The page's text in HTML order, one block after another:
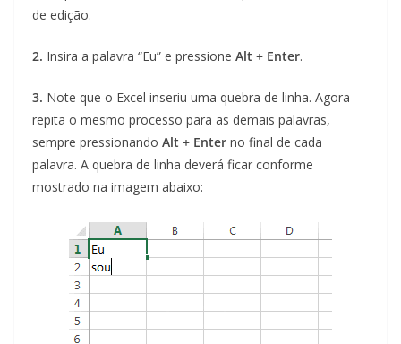
de edição.
2. Insira a palavra “Eu” e pressione Alt + Enter.
3. Note que o Excel inseriu uma quebra de linha. Agora
repita o mesmo processo para as demais palavras,
sempre pressionando Alt + Enter no final de cada
palavra. A quebra de linha deverá ficar conforme
mostrado na imagem abaixo: